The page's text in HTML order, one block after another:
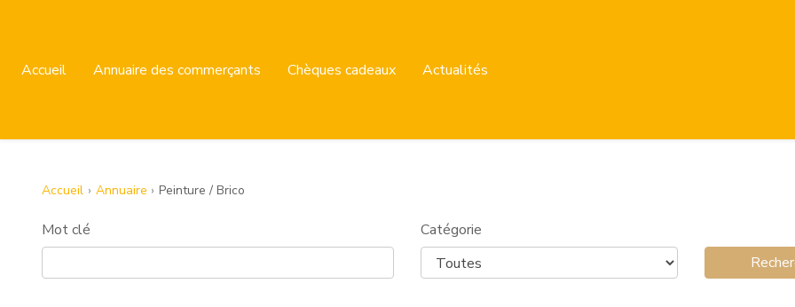
Accueil Annuaire des commerçants Chèques cadeaux Actualités
Accueil Annuaire Peinture / Brico
Mot clé Catégorie